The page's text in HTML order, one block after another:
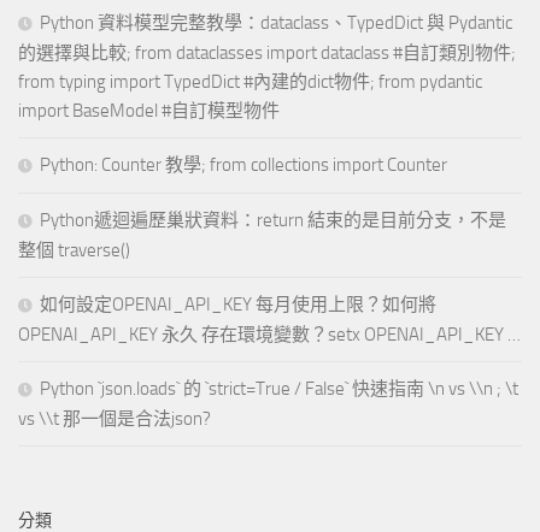
Python 資料模型完整教學：dataclass、TypedDict 與 Pydantic
的選擇與比較; from dataclasses import dataclass #自訂類別物件;
from typing import TypedDict #內建的dict物件; from pydantic
import BaseModel #自訂模型物件
Python: Counter 教學; from collections import Counter
Python遞迴遍歷巢狀資料：return 結束的是目前分支，不是
整個 traverse()
如何設定OPENAI_API_KEY 每月使用上限？如何將
OPENAI_API_KEY 永久 存在環境變數？setx OPENAI_API_KEY …
Python `json.loads` 的 `strict=True / False` 快速指南 \n vs \\n ; \t
vs \\t 那一個是合法json?
分類